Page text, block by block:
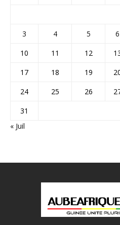
3
4 5 6
10
11 12
17
18 19
24
25 26
31
« Juil